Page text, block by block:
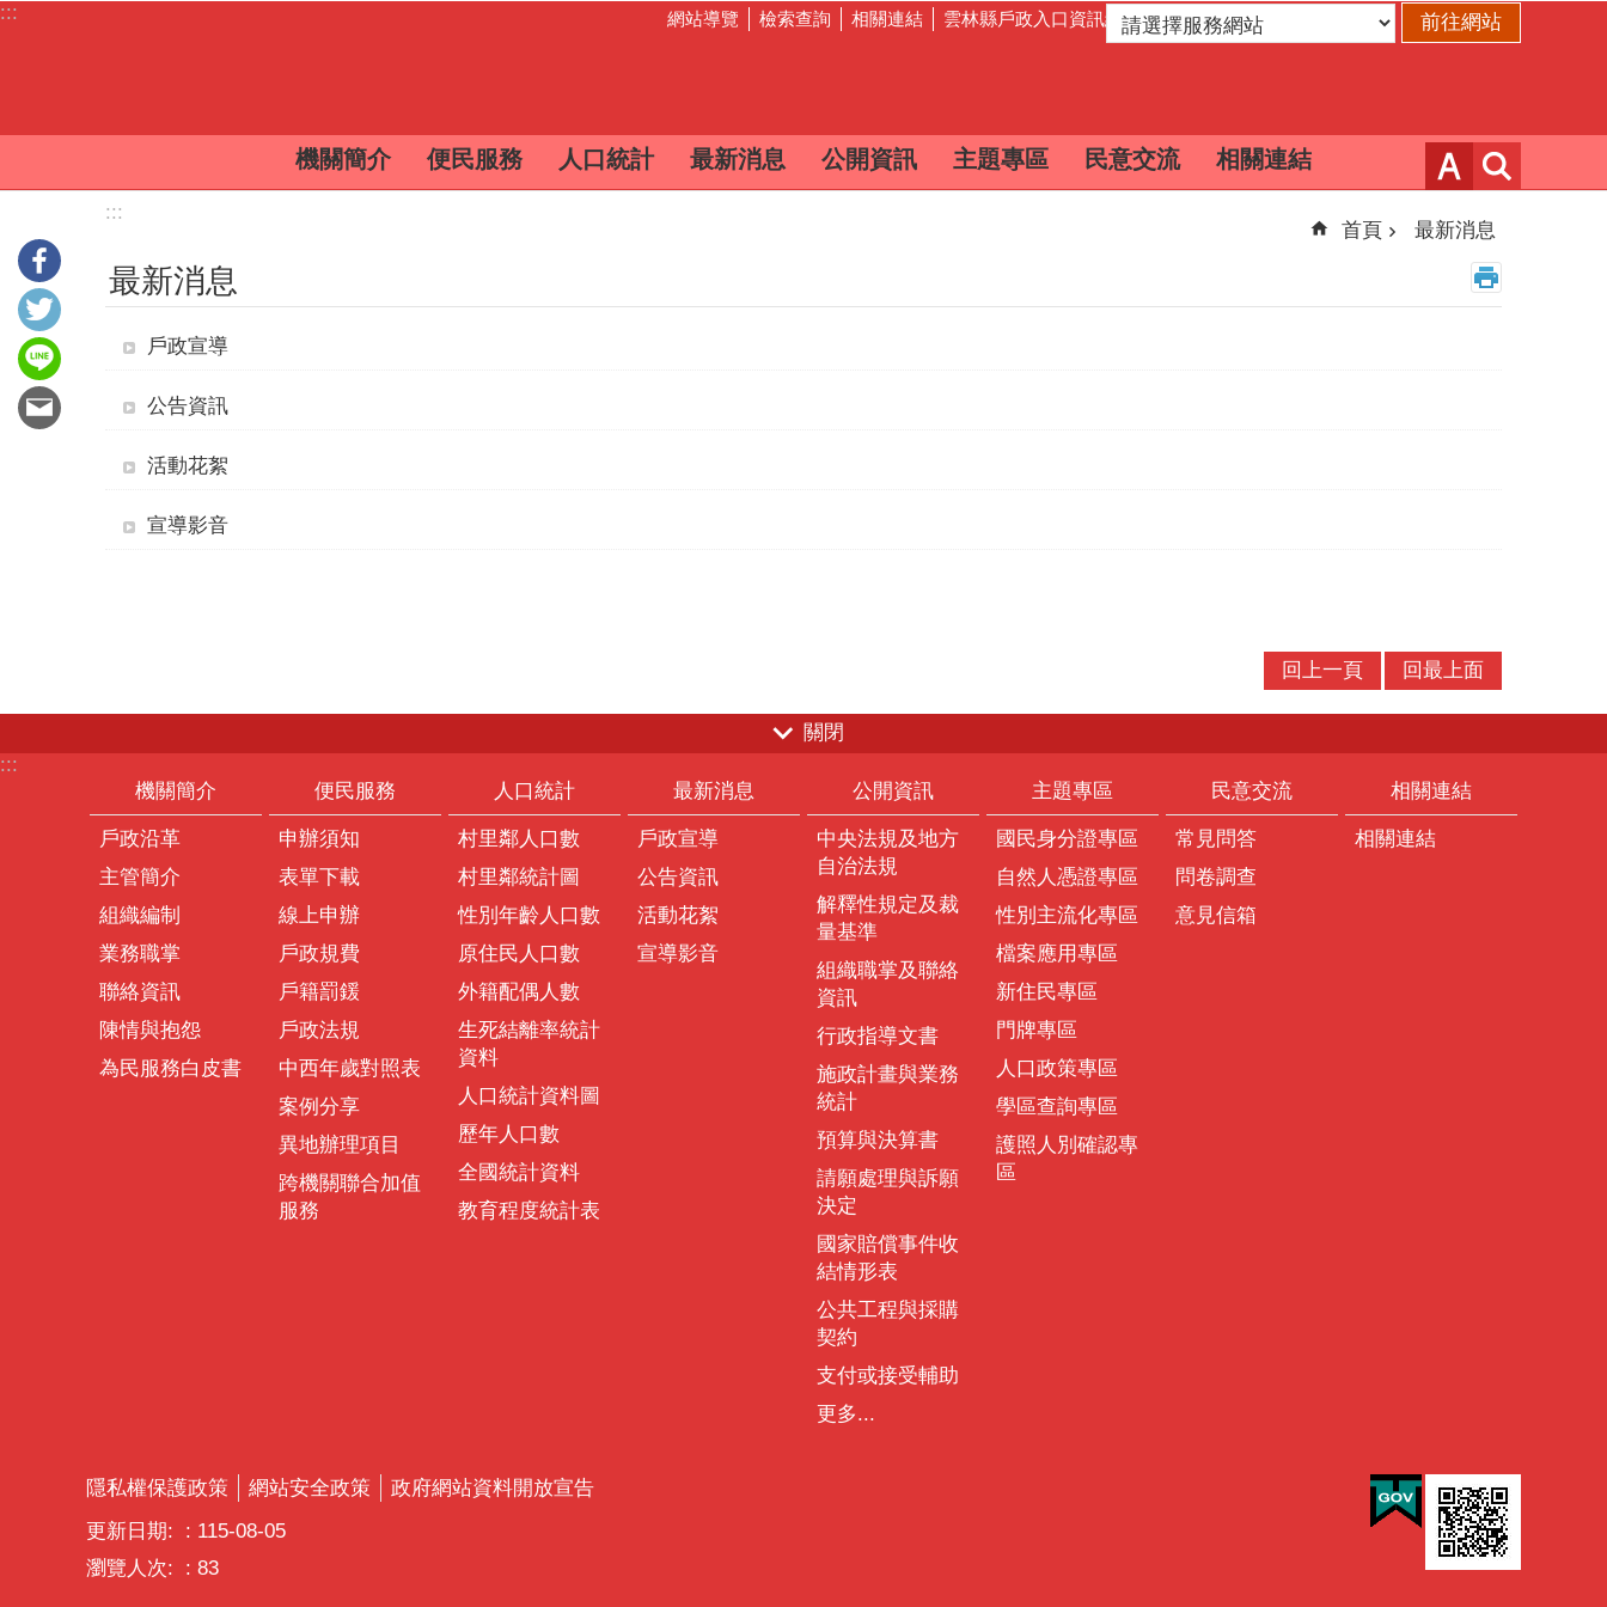
跳到主要內容區塊
::: 網站導覽 檢索查詢 相關連結 雲林縣戶政入口資訊網
機關簡介 便民服務 人口統計 最新消息 公開資訊 主題專區 民意交流 相關連結
:::
首頁 最新消息
最新消息
戶政宣導
公告資訊
活動花絮
宣導影音
回上一頁 回最上面
關閉
:::
機關簡介
戶政沿革
主管簡介
組織編制
業務職掌
聯絡資訊
陳情與抱怨
為民服務白皮書
便民服務
申辦須知
表單下載
線上申辦
戶政規費
戶籍罰鍰
戶政法規
中西年歲對照表
案例分享
異地辦理項目
跨機關聯合加值
服務
人口統計
村里鄰人口數
村里鄰統計圖
性別年齡人口數
原住民人口數
外籍配偶人數
生死結離率統計
資料
人口統計資料圖
歷年人口數
全國統計資料
教育程度統計表
最新消息
戶政宣導
公告資訊
活動花絮
宣導影音
公開資訊
中央法規及地方
自治法規
解釋性規定及裁
量基準
組織職掌及聯絡
資訊
行政指導文書
施政計畫與業務
統計
預算與決算書
請願處理與訴願
決定
國家賠償事件收
結情形表
公共工程與採購
契約
支付或接受輔助
更多...
主題專區
國民身分證專區
自然人憑證專區
性別主流化專區
檔案應用專區
新住民專區
門牌專區
人口政策專區
學區查詢專區
護照人別確認專
區
民意交流
常見問答
問卷調查
意見信箱
相關連結
相關連結
隱私權保護政策 網站安全政策
政府網站資料開放宣告
更新日期:
115-08-05
瀏覽人次:
83